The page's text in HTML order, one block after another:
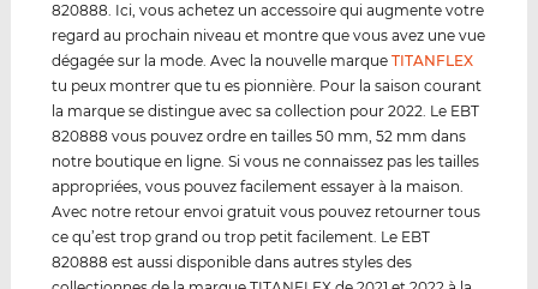
820888. Ici, vous achetez un accessoire qui augmente votre
regard au prochain niveau et montre que vous avez une vue
dégagée sur la mode. Avec la nouvelle marqueTITANFLEX
tu peux montrer que tu es pionnière. Pour la saison courant
la marque se distingue avec sa collection pour 2022. Le EBT
820888 vous pouvez ordre en tailles 50 mm, 52 mm dans
notre boutique en ligne. Si vous ne connaissez pas les tailles
appropriées, vous pouvez facilement essayer à la maison.
Avec notre retour envoi gratuit vous pouvez retourner tous
ce qu’est trop grand ou trop petit facilement. Le EBT
820888 est aussi disponible dans autres styles des